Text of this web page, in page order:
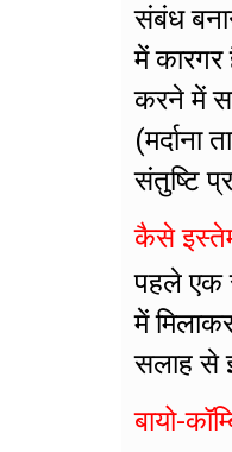
संबंध
में
करने में
संतुष्टि
कैसे
पहले एक
में
सलाह से
बायो-